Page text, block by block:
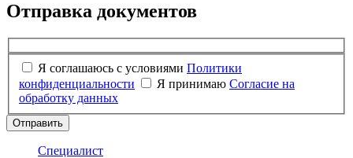
Отправка документов
Я соглашаюсь с условиями Политики
конфиденциальности
Я принимаю Согласие на
обработку данных
Отправить
Специалист